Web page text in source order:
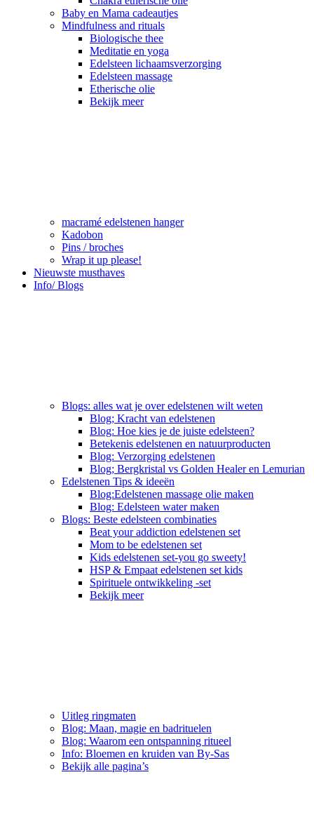
Baby en Mama cadeautjes
Mindfulness and rituals
Biologische thee
Meditatie en yoga
Edelsteen lichaamsverzorging
Edelsteen massage
Etherische olie
Bekijk meer
macramé edelstenen hanger
Kadobon
Pins / broches
Wrap it up please!
Nieuwste musthaves
Info/ Blogs
Blogs: alles wat je over edelstenen wilt weten
Blog; Kracht van edelstenen
Blog: Hoe kies je de juiste edelsteen?
Betekenis edelstenen en natuurproducten
Blog: Verzorging edelstenen
Blog; Bergkristal vs Golden Healer en Lemurian
Edelstenen Tips & ideeën
Blog:Edelstenen massage olie maken
Blog: Edelsteen water maken
Blogs: Beste edelsteen combinaties
Beat your addiction edelstenen set
Mom to be edelstenen set
Kids edelstenen set-you go sweety!
HSP & Empaat edelstenen set kids
Spirituele ontwikkeling -set
Bekijk meer
Uitleg ringmaten
Blog: Maan, magie en badrituelen
Blog: Waarom een ontspanning ritueel
Info: Bloemen en kruiden van By-Sas
Bekijk alle pagina’s